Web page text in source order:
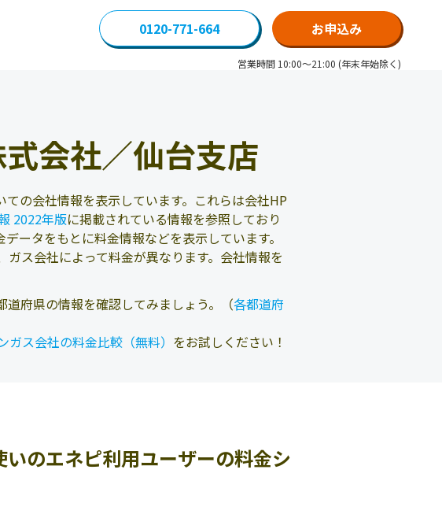
0120-771-664 お申込み
営業時間 10:00～21:00 (年末年始除く)
会社／仙台支店
の会社情報を表示しています。これらは会社HP
2022年版に掲載されている情報を参照しており
ータをもとに料金情報などを表示しています。
ス会社によって料金が異なります。会社情報を
府県の情報を確認してみましょう。（各都道府
ガス会社の料金比較（無料） をお試しください！
のエネピ利用ユーザーの料金シ